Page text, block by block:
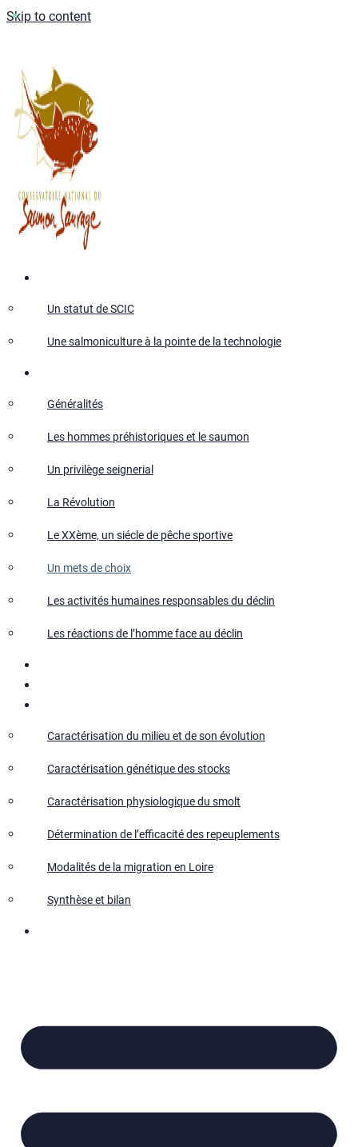
Skip to content
Un statut de SCIC
Une salmoniculture à la pointe de la technologie
Généralités
Les hommes préhistoriques et le saumon
Un privilège seignerial
La Révolution
Le XXème, un siécle de pêche sportive
Un mets de choix
Les activités humaines responsables du déclin
Les réactions de l’homme face au déclin
Caractérisation du milieu et de son évolution
Caractérisation génétique des stocks
Caractérisation physiologique du smolt
Détermination de l’efficacité des repeuplements
Modalités de la migration en Loire
Synthèse et bilan